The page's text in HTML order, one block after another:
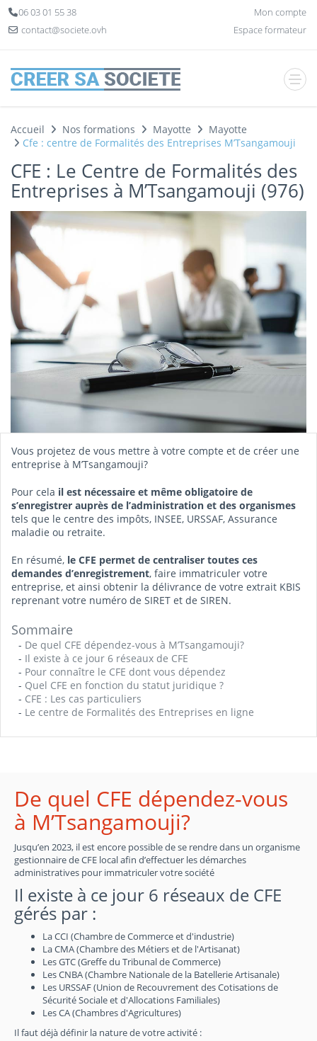
06 03 01 55 38
contact@societe.ovh
Mon compte
Espace formateur
Accueil Nos formations Mayotte
Mayotte
Cfe : centre de Formalités des Entreprises M’Tsangamouji
CFE : Le Centre de Formalités des
Entreprises à M’Tsangamouji (976)
Vous projetez de vous mettre à votre compte et de créer une
entreprise à M’Tsangamouji?
Pour cela il est nécessaire et même obligatoire de
s’enregistrer auprès de l’administration et des organismes
tels que le centre des impôts, INSEE, URSSAF, Assurance
maladie ou retraite.
En résumé, le CFE permet de centraliser toutes ces
demandes d’enregistrement, faire immatriculer votre
entreprise, et ainsi obtenir la délivrance de votre extrait KBIS
reprenant votre numéro de SIRET et de SIREN.
Sommaire
- De quel CFE dépendez-vous à M’Tsangamouji?
- Il existe à ce jour 6 réseaux de CFE
- Pour connaître le CFE dont vous dépendez
- Quel CFE en fonction du statut juridique ?
- CFE : Les cas particuliers
- Le centre de Formalités des Entreprises en ligne
De quel CFE dépendez-vous
à M’Tsangamouji?
Jusqu’en 2023, il est encore possible de se rendre dans un organisme
gestionnaire de CFE local afin d’effectuer les démarches
administratives pour immatriculer votre société
Il existe à ce jour 6 réseaux de CFE
gérés par :
La CCI (Chambre de Commerce et d'industrie)
La CMA (Chambre des Métiers et de l'Artisanat)
Les GTC (Greffe du Tribunal de Commerce)
Les CNBA (Chambre Nationale de la Batellerie Artisanale)
Les URSSAF (Union de Recouvrement des Cotisations de
Sécurité Sociale et d'Allocations Familiales)
Les CA (Chambres d'Agricultures)
Il faut déjà définir la nature de votre activité :
Panneau de gestion des cookies